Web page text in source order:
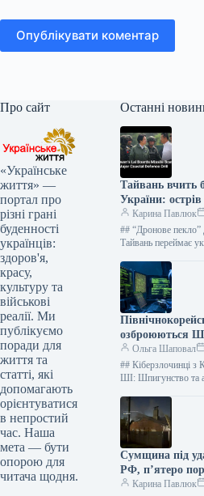
Опублікувати коментар
Про сайт
«Українське
життя» —
портал про
різні грані
буденності
українців:
здоров'я,
красу,
культуру та
військові
реалії. Ми
публікуємо
поради для
життя та
статті, які
допомагають
орієнтуватися
в непростий
час. Наша
мета — бути
опорою для
читача щодня.
Останні
Тайвань вчить
України: острів
війни з Китаєм
Карина Павлюк
## “Дронове пекло”
Тайвань переймає
Республіці
Тайваню активно
технології…
озброюються
кіберзагроз вже
Ольга Шаповал
## Кіберзлочинці
ШІ: Шпигунство та
компанія Genians, що
на кібербезпеці,
Сумщина під
РФ, п’ятеро
актуальні дані
Карина Павлюк